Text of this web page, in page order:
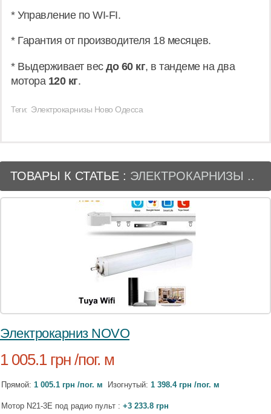
* Управление по WI-FI.
* Гарантия от производителя 18 месяцев.
* Выдерживает весдо 60 кг, в тандеме на два
мотора 120 кг.
Теги: Электрокарнизы Ново Одесса
ТОВАРЫ К СТАТЬЕ : ЭЛЕКТРОКАРНИЗЫ ..
Электрокарниз NOVO
1 005.1 грн /пог. м
Прямой: 1 005.1 грн /пог. м Изогнутый: 1 398.4 грн /пог. м
Мотор N21-3E под радио пульт : +3 233.8 грн